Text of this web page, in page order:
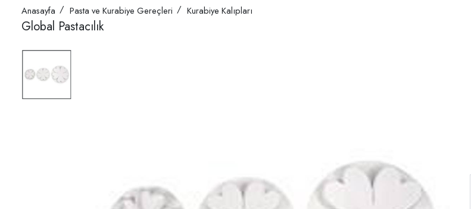
Anasayfa Pasta ve Kurabiye Gereçleri Kurabiye Kalıpları
Global Pastacılık